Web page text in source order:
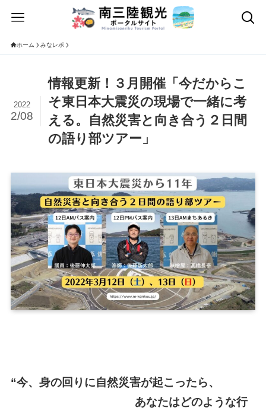
ホーム みなレポ
情報更新！３月開催「今だからこ
そ東日本大震災の現場で一緒に考
える。自然災害と向き合う２日間
の語り部ツアー」
2022
2/08
“今、身の回りに自然災害が起こったら、
あなたはどのような行